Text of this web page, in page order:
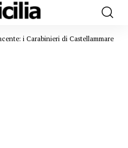
i Carabinieri di Castellammare